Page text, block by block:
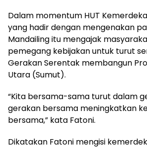
Dalam momentum HUT
yang hadir dengan mengenakan
Mandailing itu mengajak
pemegang kebijakan untuk turut
Gerakan Serentak membangun
Utara (Sumut).
“Kita bersama-sama turut dalam
gerakan bersama meningkatkan
bersama,” kata Fatoni.
Dikatakan Fatoni mengisi